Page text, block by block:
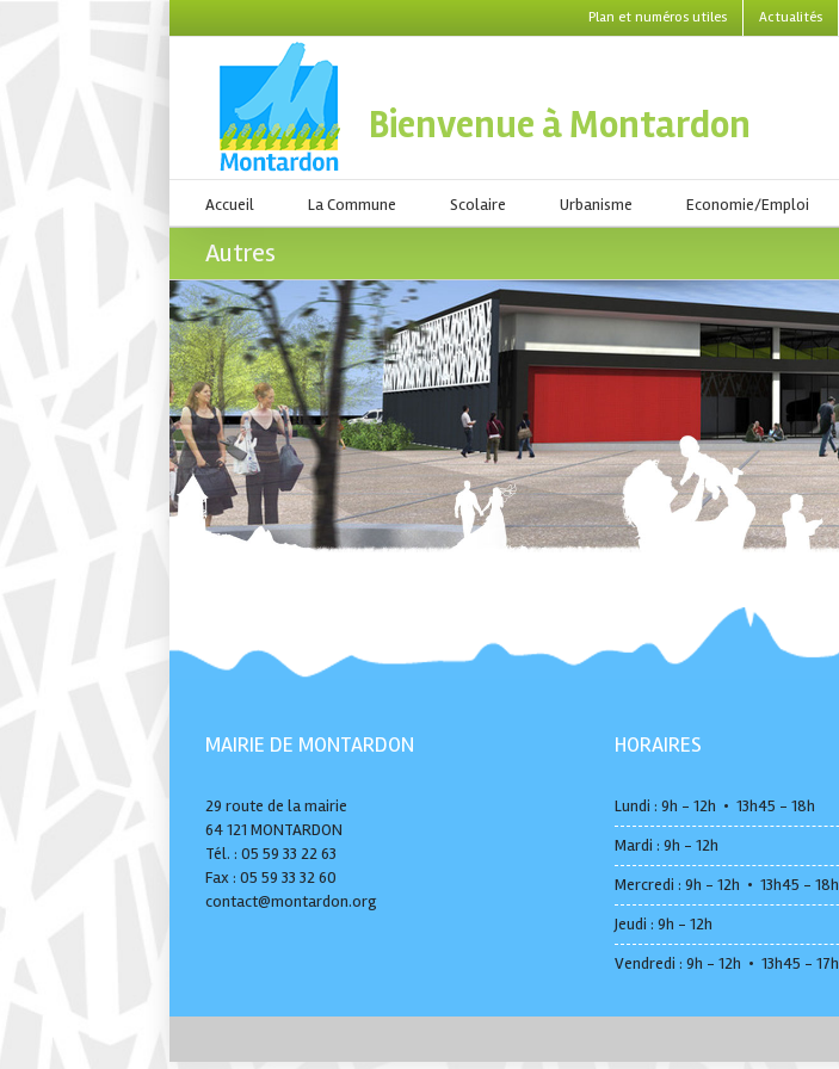
Plan et numéros utiles Actualités
Bienvenue à Montardon
Accueil La Commune Scolaire Urbanisme Economie/Emploi
Autres
MAIRIE DE MONTARDON
29 route de la mairie
64 121 MONTARDON
Tél. : 05 59 33 22 63
Fax : 05 59 33 32 60
contact@montardon.org
HORAIRES
Lundi : 9h - 12h • 13h45 - 18h
Mardi : 9h - 12h
Mercredi : 9h - 12h • 13h45 - 18h
Jeudi : 9h - 12h
Vendredi : 9h - 12h • 13h45 - 17h